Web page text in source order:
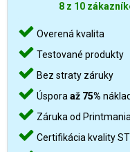
8 z 10
Overená kvalita
Testované produkty
Bez straty záruky
Úspora až 75%
Záruka od
Certifikácia kvality